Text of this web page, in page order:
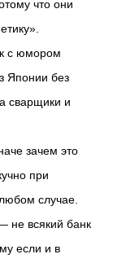
что они
с юмором
Японии без
сварщики и
зачем это
при
случае.
не всякий банк
если и в